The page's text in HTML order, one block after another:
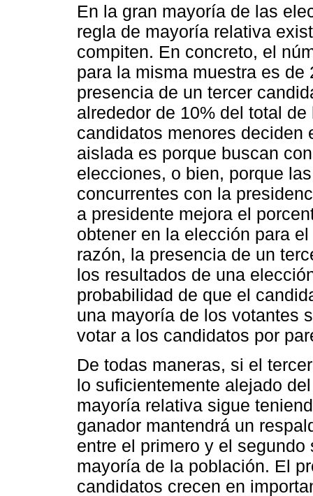
En la gran mayoría de las
regla de mayoría relativa
compiten. En concreto, el
para la misma muestra es
presencia de un tercer
alrededor de 10% del total
candidatos menores deciden
aislada es porque buscan
elecciones, o bien, porque
concurrentes con la
a presidente mejora el
obtener en la elección para
razón, la presencia de un
los resultados de una
probabilidad de que el
una mayoría de los votantes
votar a los candidatos por
De todas maneras, si el
lo suficientemente alejado
mayoría relativa sigue
ganador mantendrá un
entre el primero y el
mayoría de la población. El
candidatos crecen en